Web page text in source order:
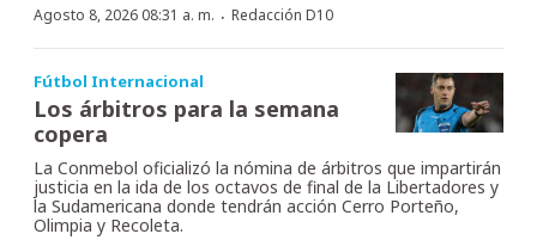
Agosto 8, 2026 08:31 a. m. · Redacción D10
Fútbol Internacional
Los árbitros para la semana
copera
La Conmebol oficializó la nómina de árbitros que impartirán
justicia en la ida de los octavos de final de la Libertadores y
la Sudamericana donde tendrán acción Cerro Porteño,
Olimpia y Recoleta.